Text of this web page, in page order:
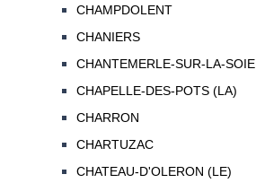
CHAMPDOLENT
CHANIERS
CHANTEMERLE-SUR-LA-SOIE
CHAPELLE-DES-POTS (LA)
CHARRON
CHARTUZAC
CHATEAU-D'OLERON (LE)